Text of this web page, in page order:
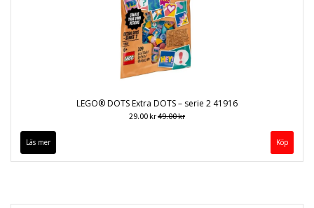
LEGO® DOTS Extra DOTS – serie 2 41916
29.00 kr49.00 kr
Läs mer